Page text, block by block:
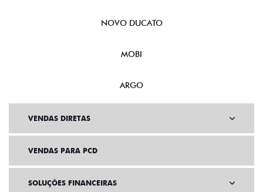
NOVO DUCATO
MOBI
ARGO
VENDAS DIRETAS
VENDAS PARA PCD
SOLUÇÕES FINANCEIRAS